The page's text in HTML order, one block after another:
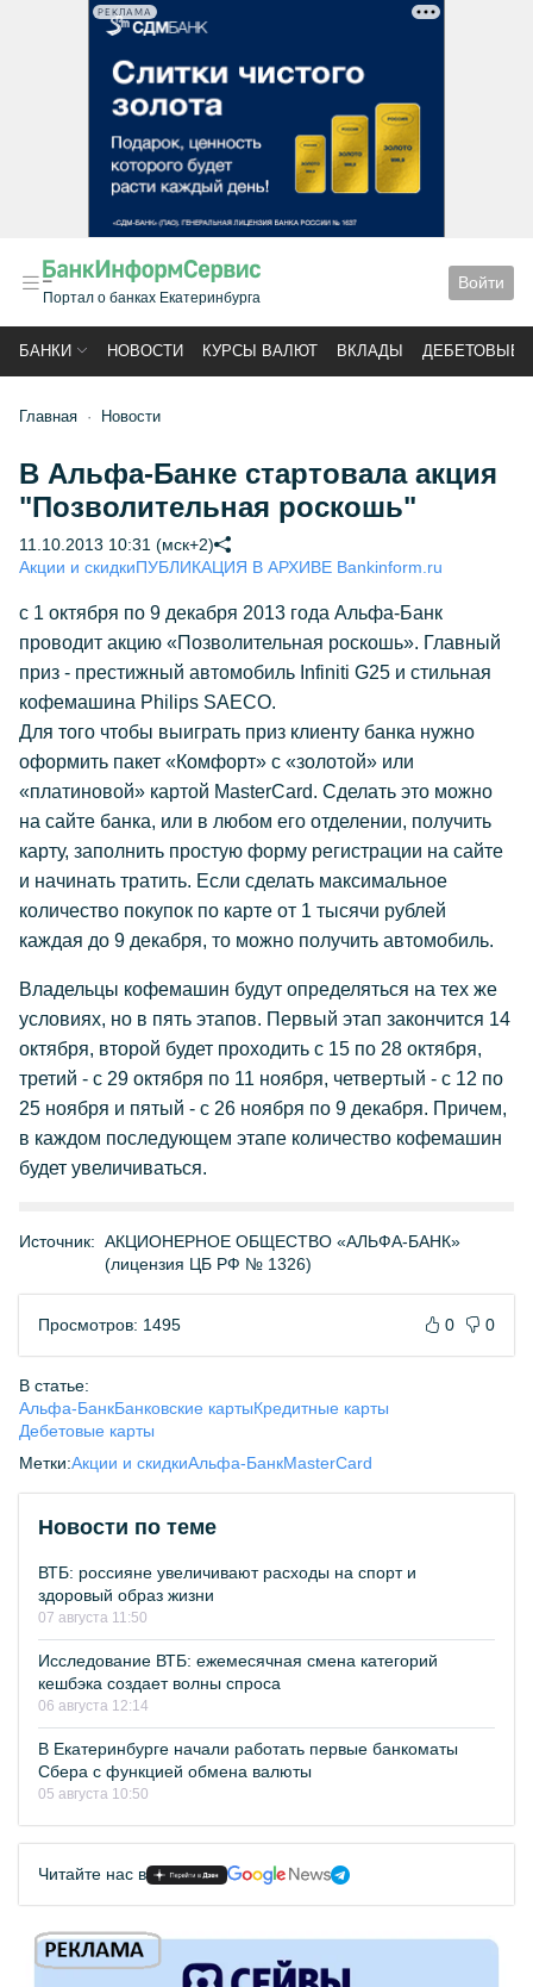
РЕКЛАМА
Портал о банках Екатеринбурга
Войти
БАНКИ НОВОСТИ КУРСЫ ВАЛЮТ ВКЛАДЫ ДЕБЕТОВЫЕ
Главная Новости
В Альфа-Банке стартовала акция
"Позволительная роскошь"
11.10.2013 10:31 (мск+2)
Акции и скидкиПУБЛИКАЦИЯ В АРХИВЕ Bankinform.ru
с 1 октября по 9 декабря 2013 года Альфа-Банк
проводит акцию «Позволительная роскошь». Главный
приз - престижный автомобиль Infiniti G25 и стильная
кофемашина Philips SAECO.
Для того чтобы выиграть приз клиенту банка нужно
оформить пакет «Комфорт» с «золотой» или
«платиновой» картой MasterCard. Сделать это можно
на сайте банка, или в любом его отделении, получить
карту, заполнить простую форму регистрации на сайте
и начинать тратить. Если сделать максимальное
количество покупок по карте от 1 тысячи рублей
каждая до 9 декабря, то можно получить автомобиль.
Владельцы кофемашин будут определяться на тех же
условиях, но в пять этапов. Первый этап закончится 14
октября, второй будет проходить с 15 по 28 октября,
третий - с 29 октября по 11 ноября, четвертый - с 12 по
25 ноября и пятый - с 26 ноября по 9 декабря. Причем,
в каждом последующем этапе количество кофемашин
будет увеличиваться.
Источник: АКЦИОНЕРНОЕ ОБЩЕСТВО «АЛЬФА-БАНК»
(лицензия ЦБ РФ № 1326)
Просмотров: 1495 0 0
В статье:
Альфа-БанкБанковские картыКредитные карты
Дебетовые карты
Метки:Акции и скидкиАльфа-БанкMasterCard
Новости по теме
ВТБ: россияне увеличивают расходы на спорт и
здоровый образ жизни
07 августа 11:50
Исследование ВТБ: ежемесячная смена категорий
кешбэка создает волны спроса
06 августа 12:14
В Екатеринбурге начали работать первые банкоматы
Сбера с функцией обмена валюты
05 августа 10:50
Читайте нас в